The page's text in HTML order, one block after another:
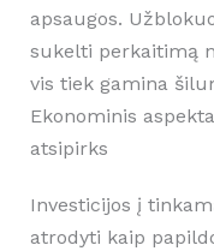
apsaugos.
sukelti perkaitimą
vis tiek gamina
Ekonominis
atsipirks
Investicijos į
atrodyti kaip